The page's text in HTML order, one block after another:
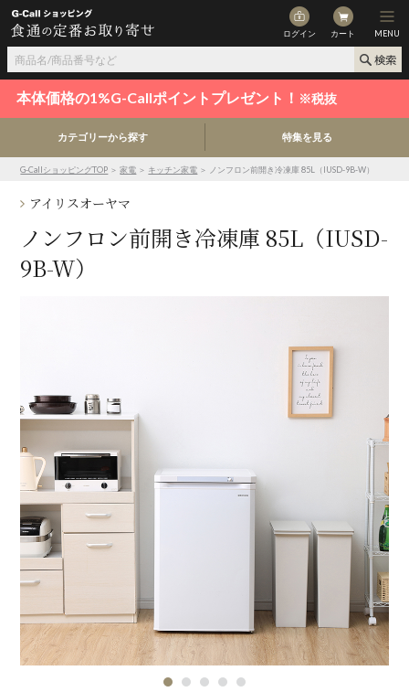
ログイン カート MENU
本体価格の1%G-Callポイントプレゼント！ ※税抜
カテゴリーから探す 特集を見る
G-CallショッピングTOP ＞家電 ＞ キッチン家電 ＞ ノンフロン前開き冷凍庫 85L（IUSD-9B-W）
アイリスオーヤマ
ノンフロン前開き冷凍庫 85L（IUSD-
9B-W）